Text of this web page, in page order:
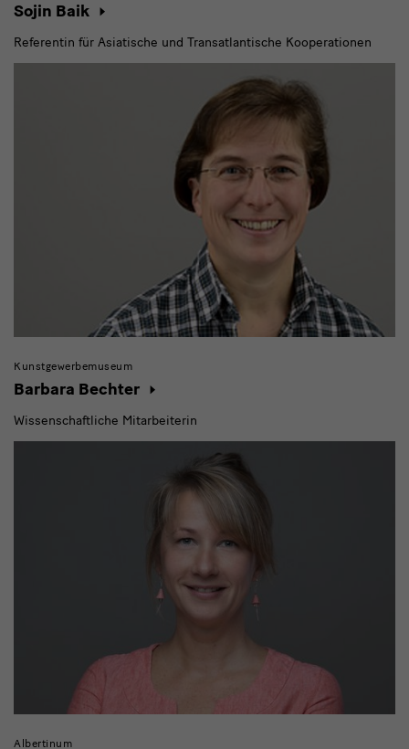
Sojin Baik
Referentin für Asiatische und Transatlantische Kooperationen
Kunstgewerbemuseum
Barbara Bechter
Wissenschaftliche Mitarbeiterin
Albertinum